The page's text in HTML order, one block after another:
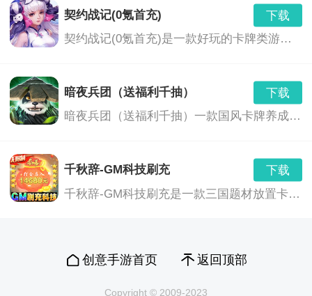
契约战记(0氪首充)
下载
契约战记(0氪首充)是一款好玩的卡牌类游戏，在这款游戏中玩家将感受到最酷炫的游戏画风，每个职业都有他的特殊之处，感受游戏中的剧情，依靠自己的策略为自己赢得战斗的胜利。
暗夜兵团（送福利千抽）
下载
暗夜兵团（送福利千抽）一款国风卡牌养成类的手游。在这款游戏中玩家将感受到最酷炫的游戏画风，每个职业都有他的特殊之处，感受游戏中的剧情，依靠自己的策略为自己赢得战斗的胜利。喜欢的玩家赶紧来下载吧！
千秋辞-GM科技刷充
下载
千秋辞-GM科技刷充是一款三国题材放置卡牌游戏，这款游戏画面精美，里面有超多的角色任玩家自由选择，玩家们可以在这里感受到全新的游戏玩法，打破了传统的操作方式，现在就下载来体验看看吧。
创意手游首页 返回顶部
Copyright © 2009-2023